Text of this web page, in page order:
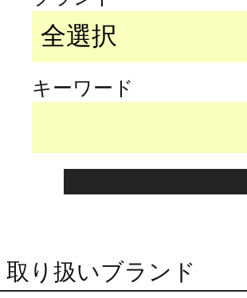
キーワード
取り扱いブランド